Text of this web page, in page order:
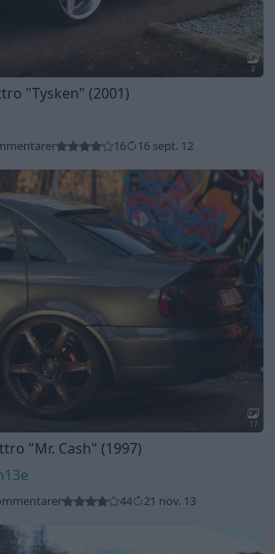
9
"Tysken" (2001)
16 16 sept. 12
17
"Mr. Cash" (1997)
44 21 nov. 13